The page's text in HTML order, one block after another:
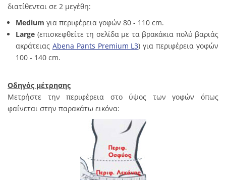
διατίθενται σε 2 μεγέθη:
Μedium για περιφέρεια γοφών 80 - 110 cm.
Large (επισκεφθείτε τη σελίδα με τα βρακάκια πολύ βαριάς
ακράτειας Abena Pants Premium L3) για περιφέρεια γοφών
100 - 140 cm.
Οδηγός μέτρησης
Μετρήστε την περιφέρεια στο ύψος των γοφών όπως
φαίνεται στην παρακάτω εικόνα: